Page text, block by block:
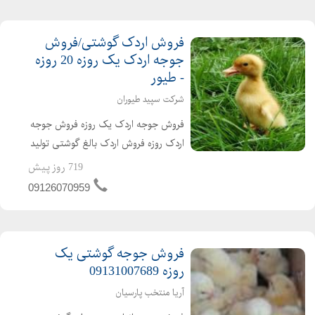
فروش اردک گوشتی/فروش
جوجه اردک یک روزه 20 روزه
- طیور
شرکت سپید طیوران
فروش جوجه اردک یک روزه فروش جوجه
اردک روزه فروش اردک بالغ گوشتی تولید
کننده ی جوجه اردک از یک روزه تا بالغ
فروش اردک گوشتی عمده ای و خرده ای
719 روز پیش
09126070959
فروش جوجه گوشتی یک
روزه 09131007689
آریا منتخب پارسیان